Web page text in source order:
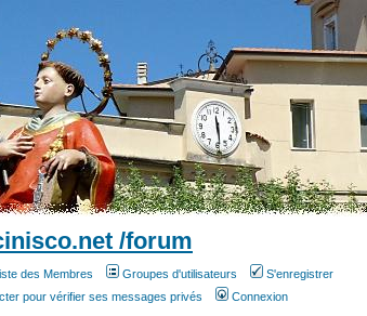
/forum
des Membres Groupes d'utilisateurs
S'enregistrer
pour vérifier ses messages privés Connexion